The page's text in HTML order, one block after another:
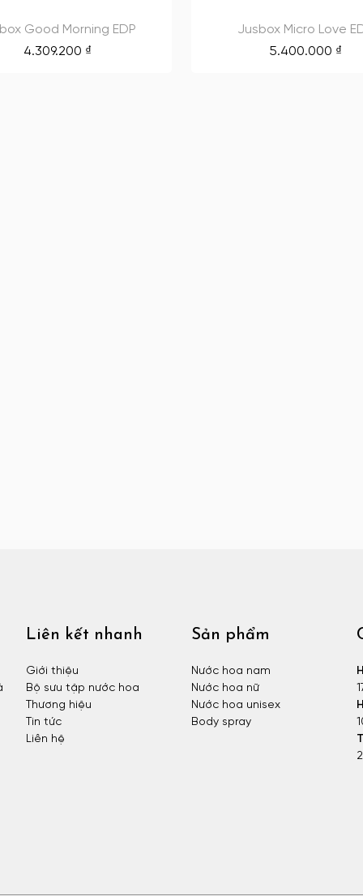
Good Morning EDP
4.309.200 ₫
Jusbox Micro Love
5.400.000 ₫
Liên kết nhanh
Giới thiệu
Bộ sưu tập nước hoa
Thương hiệu
Tin tức
Liên hệ
Sản phẩm
Nước hoa nam
Nước hoa nữ
Nước hoa unisex
Body spray